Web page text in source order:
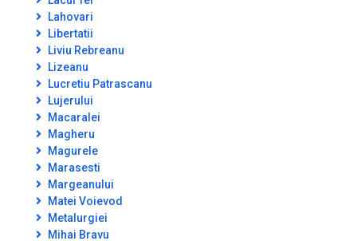
Lahovari
Libertatii
Liviu Rebreanu
Lizeanu
Lucretiu Patrascanu
Lujerului
Macaralei
Magheru
Magurele
Marasesti
Margeanului
Matei Voievod
Metalurgiei
Mihai Bravu